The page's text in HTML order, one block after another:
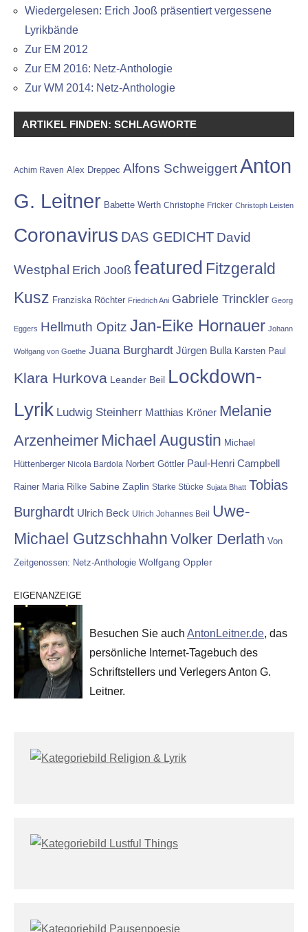
Wiedergelesen: Erich Jooß präsentiert vergessene
Lyrikbände
Zur EM 2012
Zur EM 2016: Netz-Anthologie
Zur WM 2014: Netz-Anthologie
ARTIKEL FINDEN: SCHLAGWORTE
Achim Raven Alex Dreppec Alfons SchweiggertAnton
G. Leitner Babette Werth Christophe Fricker Christoph Leisten
Coronavirus DAS GEDICHT David
Westphal Erich Jooß featured Fitzgerald
Kusz Franziska Röchter Friedrich Ani Gabriele Trinckler Georg
Eggers Hellmuth Opitz Jan-Eike Hornauer Johann
Wolfgang von Goethe Juana Burghardt Jürgen Bulla Karsten Paul
Klara Hurkova Leander Beil Lockdown-
Lyrik Ludwig Steinherr Matthias Kröner Melanie
Arzenheimer Michael Augustin Michael
Hüttenberger Nicola Bardola Norbert Göttler Paul-Henri Campbell
Rainer Maria Rilke Sabine Zaplin Starke Stücke Sujata Bhatt Tobias
Burghardt Ulrich Beck Ulrich Johannes Beil Uwe-
Michael Gutzschhahn Volker Derlath Von
Zeitgenossen: Netz-Anthologie Wolfgang Oppler
EIGENANZEIGE
Besuchen Sie auch AntonLeitner.de, das
persönliche Internet-Tagebuch des
Schriftstellers und Verlegers Anton G.
Leitner.